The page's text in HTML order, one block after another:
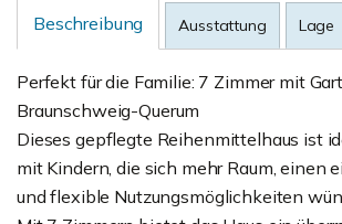
Beschreibung Ausstattung Lage
Perfekt für die Familie: 7 Zimmer mit
Braunschweig-Querum
Dieses gepflegte Reihenmittelhaus ist
mit Kindern, die sich mehr Raum, einen
und flexible Nutzungsmöglichkeiten